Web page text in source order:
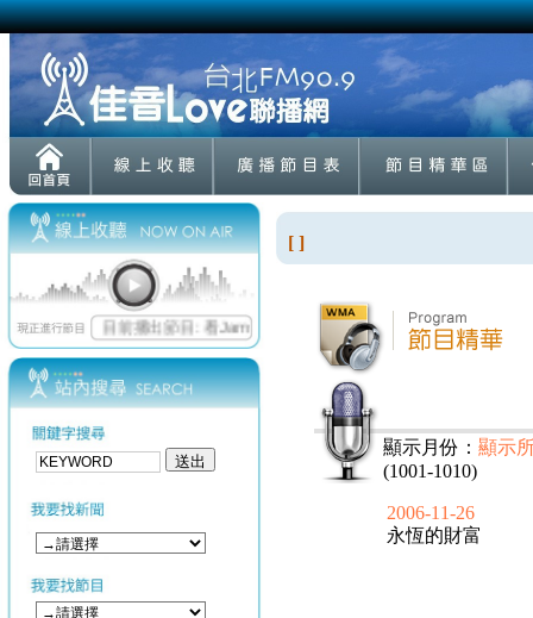
[ ]
顯示月份： 顯示
(1001-1010)
2006-11-26
永恆的財富